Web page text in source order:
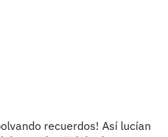
recuerdos! Así lucían